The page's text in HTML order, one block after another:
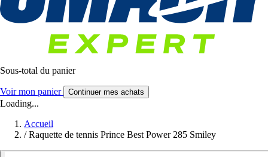
Sous-total du panier
Voir mon panier Continuer mes achats
Loading...
Accueil
/ Raquette de tennis Prince Best Power 285 Smiley